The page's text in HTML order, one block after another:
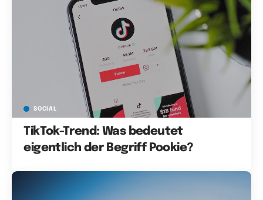
SOCIAL
TikTok-Trend: Was bedeutet
eigentlich der Begriff Pookie?